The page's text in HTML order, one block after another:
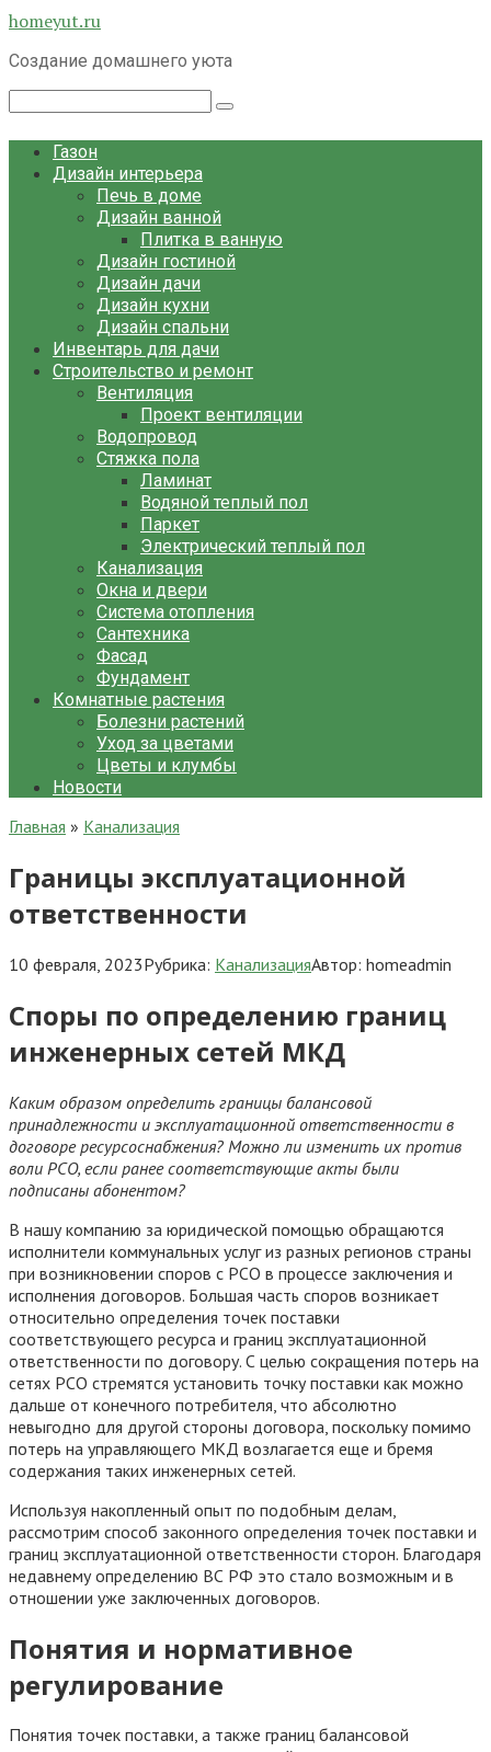
Перейти
контенту
homeyut.ru
Создание домашнего уюта
Газон
Дизайн интерьера
Печь в доме
Дизайн ванной
Плитка в ванную
Дизайн гостиной
Дизайн дачи
Дизайн кухни
Дизайн спальни
Инвентарь для дачи
Строительство и ремонт
Вентиляция
Проект вентиляции
Водопровод
Стяжка пола
Ламинат
Водяной теплый пол
Паркет
Электрический теплый пол
Канализация
Окна и двери
Система отопления
Сантехника
Фасад
Фундамент
Комнатные растения
Болезни растений
Уход за цветами
Цветы и клумбы
Новости
Главная » Канализация
Границы эксплуатационной
ответственности
10 февраля, 2023Рубрика: КанализацияАвтор: homeadmin
Споры по определению границ
инженерных сетей МКД
Каким образом определить границы балансовой
принадлежности и эксплуатационной ответственности в
договоре ресурсоснабжения? Можно ли изменить их против
воли РСО, если ранее соответствующие акты были
подписаны абонентом?
В нашу компанию за юридической помощью обращаются
исполнители коммунальных услуг из разных регионов страны
при возникновении споров с РСО в процессе заключения и
исполнения договоров. Большая часть споров возникает
относительно определения точек поставки
соответствующего ресурса и границ эксплуатационной
ответственности по договору. С целью сокращения потерь на
сетях РСО стремятся установить точку поставки как можно
дальше от конечного потребителя, что абсолютно
невыгодно для другой стороны договора, поскольку помимо
потерь на управляющего МКД возлагается еще и бремя
содержания таких инженерных сетей.
Используя накопленный опыт по подобным делам,
рассмотрим способ законного определения точек поставки и
границ эксплуатационной ответственности сторон. Благодаря
недавнему определению ВС РФ это стало возможным и в
отношении уже заключенных договоров.
Понятия и нормативное
регулирование
Понятия точек поставки, а также границ балансовой